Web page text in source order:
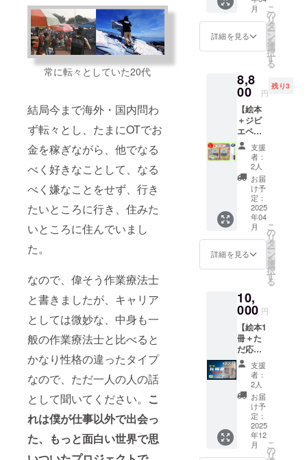
常に転々としていた20代
結局今まで海外・国内問わ
ず転々とし、たまにOTでお
金を稼ぎながら、他でなる
べく好きなことして、なる
べく嫌なことをせず、行き
たいところに行き、住みた
いところに住んでいまし
た。
なので、偉そう作業療法士
と書きましたが、キャリア
としては微妙な、中身も一
般の作業療法士と比べると
かなり性格の違ったタイプ
なので、ただ一人の人の話
として聞いてください。 こ
れは僕が仕事以外で出会っ
た、もっと面白い世界で思
どこへ
でも届
きます
が、環
境負荷
すため
知り合
いはな
るべく
手渡し
させて
頂きま
す！
に関連
品の寄
贈 ＊
確保の
ため、
支援金
の直接
寄付は
致しま
金額
500円 ×
支援数
分 ・寄
贈時
期
2025年
5〜6月
を予定
上記支
援内容
に則
山商店
が責任
を持っ
て支援
を行い
ます。
その様
子を杉
山商店
BLOG
、活動
報告、
SNS等
で活動
報告を
しま
ザの写
真は実
なる場
合があ
了承く
ださい
・出店
情報は
公式
Instagr
am（＠
kabout
ers_jp
）をご
確認く
ださい
・ご利
用方
を
Kabout
で提示
・紙媒
体チ
ケット
を普通
郵便で
発送予
定
(eTicke
tへの変
更の可
能性も
あり) ・
有効期
限：
2025年
月ごろ
送付予
マカル
チャー
ネント
（永続
性）と
農業
（アグ
リカル
チャー
）、そ
して文
化（カ
チャー
）を組
み合わ
せた言
永続可
能な農
続可能
な文
化、即
ち、人
と自然
が共に
豊かに
なるよ
うな関
係を築
いてい
くため
のデザ
イン手
で制作
した
「ぼく
らの価
絵本1冊
けしま
す(2025
標) 2.写
真集
Kinoko
nomori
（キノ
コの写
真集）
(４〜5
月ごろ
送付予
定) 商品
ズ:210x
148mm
する商
品とデ
ザイン
が異な
る場合
があり
ますの
で、あ
らかじ
めご了
承くだ
さい。
インが
異なる
場合が
らかじ
めご了
承くだ
さい。
【リ
ターン
内容】
1.今回
の支援
で制作
した
「ぼく
らの価
値」の
絵本1冊
をお届
けしま
標） 2.
パーマ
チャー
自給自
立の農
的暮ら
し 1冊
（4～5
月ごろ
送付予
定）
パーマ
カル
チャー
イスと
紅茶、
そして
ドライ
フルー
り扱っ
ている
エヌ・
ハーベ
スト(@
西荻窪)
さん。
素敵な
ご縁で
巡り合
い、今
回のク
ラファ
ンの目
的や趣
旨を説
明した
ターン
品での
取り扱
いを承
諾して
くださ
いまし
た！
【リ
ターン
内容】
1.今回
の支援
で制作
した
月
詳細を見る
こ
の
リ
タ
ー
ン
を
選
択
す
る
8,8
00 円
残り3
【絵本
＋ジビ
エペッ
トフー
ド3種
類！】
絵本と
ジビエ
ペット
フード
（鹿・
ジャー
キー）
のセッ
トリ
です。
普段僕
が教わ
りに
行って
いる猟
師の大
山さ
ん、地
域の
鹿・猪
のジビ
エペッ
トフー
ドのリ
支援
者：
2人
お届
け予
定：
2025
年04
月
詳細を見る
こ
の
リ
タ
ー
ン
を
選
択
す
る
10,
000 円
【絵本1
冊＋た
だ応援
瓦寄進
チケッ
ト】古
民家修
繕・空
き家利
用支援
に特化
したリ
支援
者：
2人
お届
け予
定：
2025
年12
月
こ
の
リ